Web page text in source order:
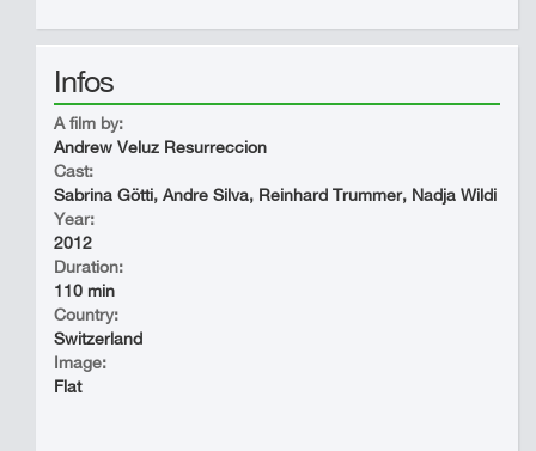
Infos
A film by:
Andrew Veluz Resurreccion
Cast:
Sabrina Götti, Andre Silva, Reinhard Trummer, Nadja Wildi
Year:
2012
Duration:
110 min
Country:
Switzerland
Image:
Flat